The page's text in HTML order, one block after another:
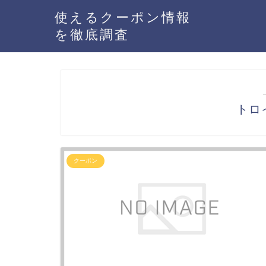
使えるクーポン情報
を徹底調査
ト
クーポン